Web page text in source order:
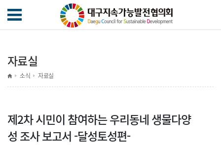
자료실
소식 자료실
제2차 시민이 참여하는 우리동네 생물다양
성 조사 보고서 -달성토성편-